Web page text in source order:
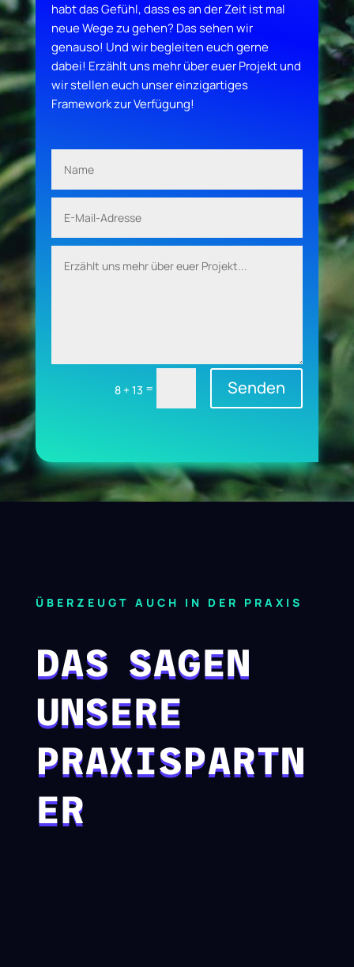
habt das Gefühl, dass es an der Zeit ist mal
neue Wege zu gehen? Das sehen wir
genauso! Und wir begleiten euch gerne
dabei! Erzählt uns mehr über euer Projekt und
wir stellen euch unser einzigartiges
Framework zur Verfügung!
8 + 13 = Senden
ÜBERZEUGT AUCH IN DER PRAXIS
DAS SAGEN
UNSERE
PRAXISPARTN
ER